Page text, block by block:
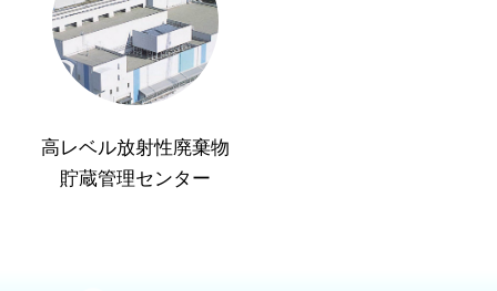
高レベル放射性廃棄物
貯蔵管理センター